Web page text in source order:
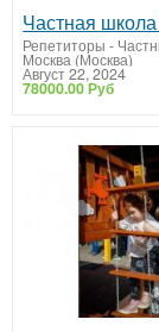
Репетиторы -
Москва (Москва)
Август 22, 2024
78000.00 Руб